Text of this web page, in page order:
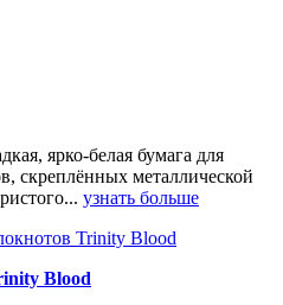
ярко-белая бумага для
скреплённых металлической
узнать больше
Blood